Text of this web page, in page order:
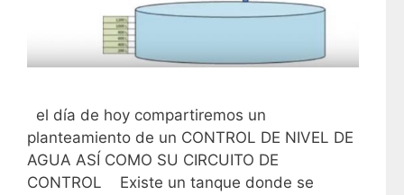
el día de hoy compartiremos un
planteamiento de un CONTROL DE NIVEL DE
AGUA ASÍ COMO SU CIRCUITO DE
CONTROL Existe un tanque donde se